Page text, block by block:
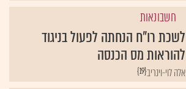
חשבונאות
לשכת רו"ח הנחתה לפעול בניגוד
להוראות מס הכנסה
{19}אלה לוי-וינריב